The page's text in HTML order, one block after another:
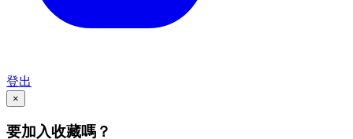
登出
×
要加入收藏嗎？